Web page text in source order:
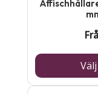
alternativen
på